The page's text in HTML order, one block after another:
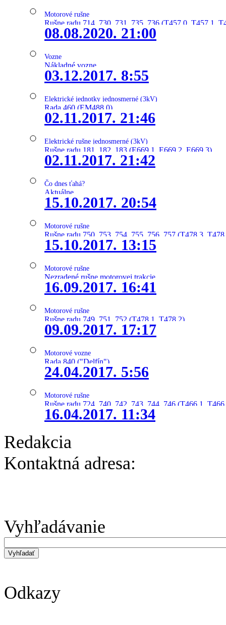
Motorové rušne
Rušne radu 714, 730, 731, 735, 736 (T457.0, T457.1,
08.08.2020. 21:00
Vozne
Nákladné vozne
03.12.2017. 8:55
Elektrické jednotky jednosmerné (3kV)
Rada 460 (EM488.0)
02.11.2017. 21:46
Elektrické rušne jednosmerné (3kV)
Rušne radu 181, 182, 183 (E669.1, E669.2, E669.3)
02.11.2017. 21:42
Čo dnes ťahá?
Aktuálne
15.10.2017. 20:54
Motorové rušne
Rušne radu 750, 753, 754, 755, 756, 757 (T478.3,
15.10.2017. 13:15
Motorové rušne
Nezradené rušne motorovej trakcie
16.09.2017. 16:41
Motorové rušne
Rušne radu 749, 751, 752 (T478.1, T478.2)
09.09.2017. 17:17
Motorové vozne
Rada 840 ("Delfín")
24.04.2017. 5:56
Motorové rušne
Rušne radu 724, 740, 742, 743, 744, 746 (T466.1,
16.04.2017. 11:34
Redakcia
Kontaktná adresa:
Vyhľadávanie
Odkazy